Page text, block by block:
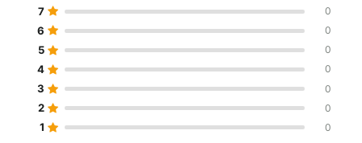
7 0
6 0
5 0
4 0
3 0
2 0
1 0